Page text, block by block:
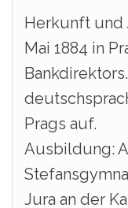
Herkunft und
Mai 1884 in
Prags auf.
Ausbildung:
Jura an der